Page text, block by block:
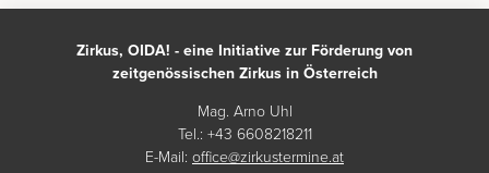
Zirkus, OIDA! - eine Initiative zur Förderung von
zeitgenössischen Zirkus in Österreich
Mag. Arno Uhl
Tel.: +43 6608218211
E-Mail: office@zirkustermine.at